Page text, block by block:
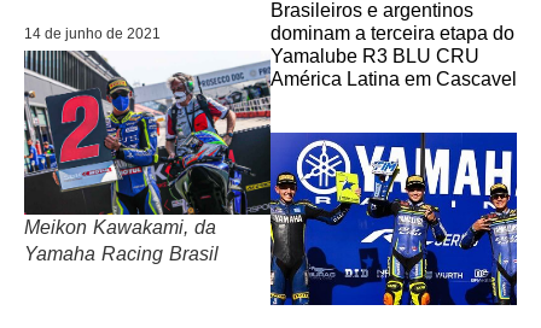
14 de junho de 2021
Meikon Kawakami, da
Yamaha Racing Brasil
Brasileiros e argentinos
dominam a terceira etapa do
Yamalube R3 BLU CRU
América Latina em Cascavel